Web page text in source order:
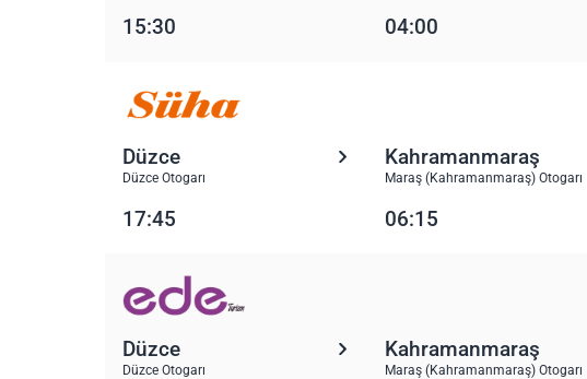
15:30 04:00
Düzce
Düzce Otogarı
Kahramanmaraş
Maraş (Kahramanmaraş) Otogarı
17:45 06:15
Düzce
Düzce Otogarı
Kahramanmaraş
Maraş (Kahramanmaraş) Otogarı